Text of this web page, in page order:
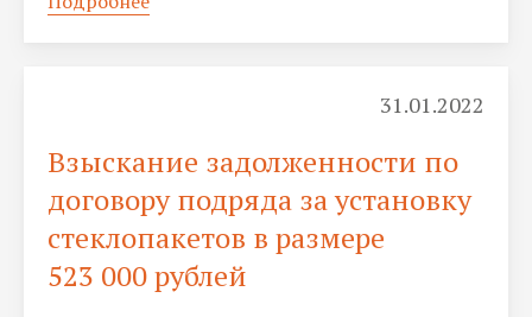
31.01.2022
Взыскание задолженности по
договору подряда за установку
стеклопакетов в размере
523 000 рублей